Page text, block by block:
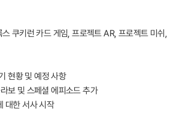
쿠키런 카드 게임, 프로젝트 AR, 프로젝트 미쉬,
현황 및 예정 사항
보 및 스페셜 에피소드 추가
대한 서사 시작